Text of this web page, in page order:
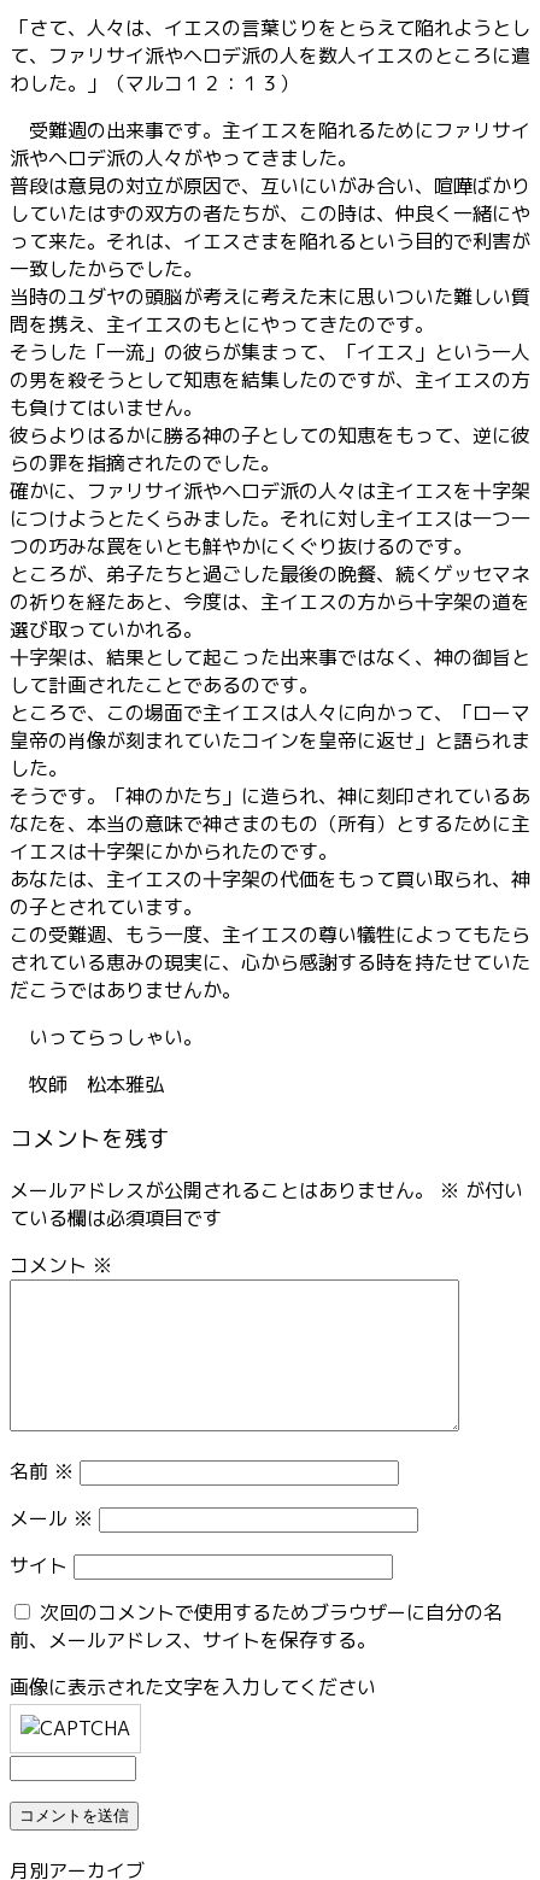
「さて、人々は、イエスの言葉じりをとらえて陥れようとし
て、ファリサイ派やヘロデ派の人を数人イエスのところに遣
わした。」（マルコ１２：１３）
受難週の出来事です。主イエスを陥れるためにファリサイ
派やヘロデ派の人々がやってきました。
普段は意見の対立が原因で、互いにいがみ合い、喧嘩ばかり
していたはずの双方の者たちが、この時は、仲良く一緒にや
って来た。それは、イエスさまを陥れるという目的で利害が
一致したからでした。
当時のユダヤの頭脳が考えに考えた末に思いついた難しい質
問を携え、主イエスのもとにやってきたのです。
そうした「一流」の彼らが集まって、「イエス」という一人
の男を殺そうとして知恵を結集したのですが、主イエスの方
も負けてはいません。
彼らよりはるかに勝る神の子としての知恵をもって、逆に彼
らの罪を指摘されたのでした。
確かに、ファリサイ派やヘロデ派の人々は主イエスを十字架
につけようとたくらみました。それに対し主イエスは一つ一
つの巧みな罠をいとも鮮やかにくぐり抜けるのです。
ところが、弟子たちと過ごした最後の晩餐、続くゲッセマネ
の祈りを経たあと、今度は、主イエスの方から十字架の道を
選び取っていかれる。
十字架は、結果として起こった出来事ではなく、神の御旨と
して計画されたことであるのです。
ところで、この場面で主イエスは人々に向かって、「ローマ
皇帝の肖像が刻まれていたコインを皇帝に返せ」と語られま
した。
そうです。「神のかたち」に造られ、神に刻印されているあ
なたを、本当の意味で神さまのもの（所有）とするために主
イエスは十字架にかかられたのです。
あなたは、主イエスの十字架の代価をもって買い取られ、神
の子とされています。
この受難週、もう一度、主イエスの尊い犠牲によってもたら
されている恵みの現実に、心から感謝する時を持たせていた
だこうではありませんか。
いってらっしゃい。
牧師 松本雅弘
コメントを残す
メールアドレスが公開されることはありません。 ※ が付い
ている欄は必須項目です
コメント ※
名前 ※
メール ※
サイト
次回のコメントで使用するためブラウザーに自分の名
前、メールアドレス、サイトを保存する。
画像に表示された文字を入力してください
月別アーカイブ